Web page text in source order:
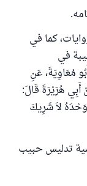
كما في
في
حَدَّثنا أَبُو مُعَاوِيَةَ، عَنِ
أَبِي هُرَيْرَةَ قَالَ:
وَحْدَهُ لاَ شَرِيكَ
تدليس حبيب